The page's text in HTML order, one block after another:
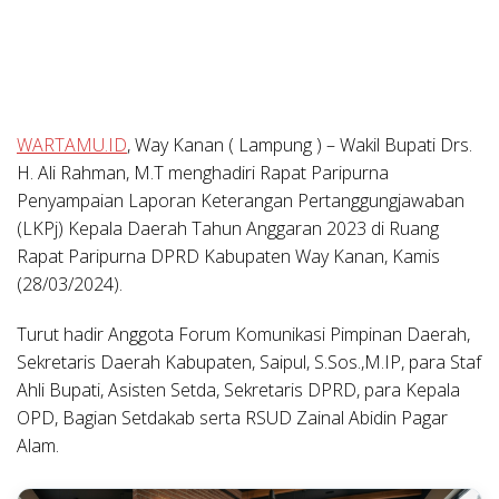
WARTAMU.ID, Way Kanan ( Lampung ) –Wakil Bupati Drs.
H. Ali Rahman, M.T menghadiri Rapat Paripurna
Penyampaian Laporan Keterangan Pertanggungjawaban
(LKPj) Kepala Daerah Tahun Anggaran 2023 di Ruang
Rapat Paripurna DPRD Kabupaten Way Kanan, Kamis
(28/03/2024).
Turut hadir Anggota Forum Komunikasi Pimpinan Daerah,
Sekretaris Daerah Kabupaten, Saipul, S.Sos.,M.IP, para Staf
Ahli Bupati, Asisten Setda, Sekretaris DPRD, para Kepala
OPD, Bagian Setdakab serta RSUD Zainal Abidin Pagar
Alam.